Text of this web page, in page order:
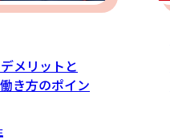
メリットと
き方のポイン